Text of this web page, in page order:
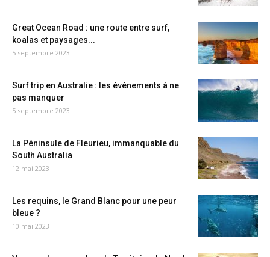
Great Ocean Road : une route entre surf,
koalas et paysages...
5 septembre 2023
Surf trip en Australie : les événements à ne
pas manquer
5 septembre 2023
La Péninsule de Fleurieu, immanquable du
South Australia
12 mai 2023
Les requins, le Grand Blanc pour une peur
bleue ?
10 mai 2023